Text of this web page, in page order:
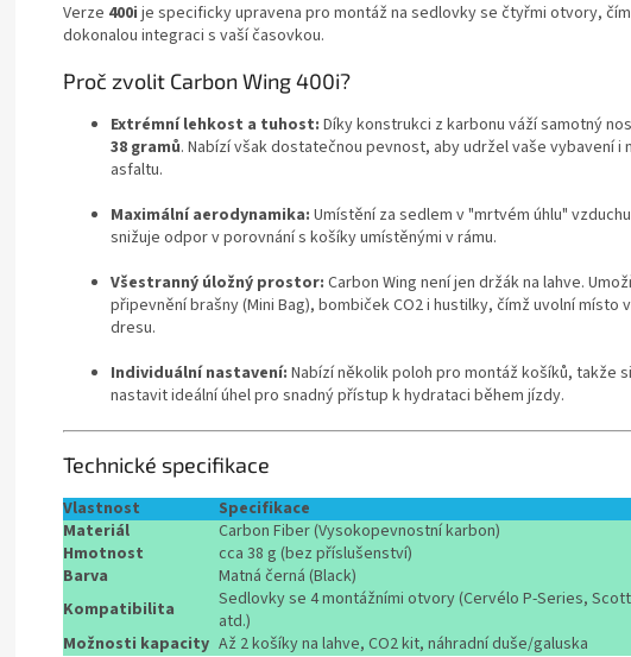
Verze 400i je specificky upravena pro montáž na sedlovky se čtyřmi otvory,
dokonalou integraci s vaší časovkou.
Proč zvolit Carbon Wing 400i?
Extrémní lehkost a tuhost: Díky konstrukci z karbonu váží samotný
38 gramů. Nabízí však dostatečnou pevnost, aby udržel vaše vybavení i
asfaltu.
Maximální aerodynamika: Umístění za sedlem v "mrtvém úhlu"
snižuje odpor v porovnání s košíky umístěnými v rámu.
Všestranný úložný prostor: Carbon Wing není jen držák na lahve.
připevnění brašny (Mini Bag), bombiček CO2 i hustilky, čímž uvolní místo
dresu.
Individuální nastavení: Nabízí několik poloh pro montáž košíků, takže
nastavit ideální úhel pro snadný přístup k hydrataci během jízdy.
Technické specifikace
Vlastnost
Specifikace
Materiál
Carbon Fiber (Vysokopevnostní karbon)
Hmotnost
cca 38 g (bez příslušenství)
Barva
Matná černá (Black)
Kompatibilita
Sedlovky se 4 montážními otvory (Cervélo P-Series,
atd.)
Možnosti kapacity Až 2 košíky na lahve, CO2 kit, náhradní duše/galuska